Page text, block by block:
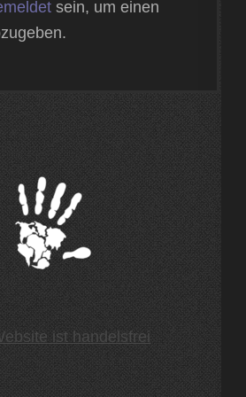
sein, um einen
ist handelsfrei